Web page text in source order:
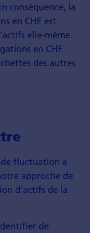
conséquence, la
en CHF est
elle-même.
en CHF
des autres
de fluctuation a
approche de
d'actifs de la
de